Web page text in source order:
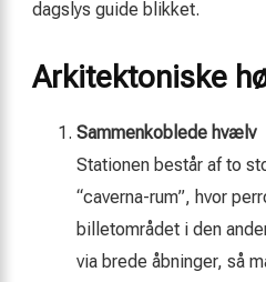
dagslys guide blikket.
Arkitektoniske
Sammenkoblede hvælv
Stationen består af to
“caverna-rum”, hvor
billetområdet i den
via brede åbninger, så